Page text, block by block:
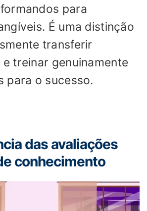
para
É uma distinção
transferir
treinar genuinamente
para o sucesso.
das avaliações
conhecimento